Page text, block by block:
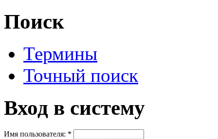
Поиск
Термины
Точный поиск
Вход в систему
Имя пользователя: *